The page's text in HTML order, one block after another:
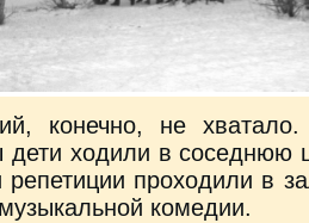
конечно, не
дети ходили в соседнюю
репетиции проходили в
комедии.